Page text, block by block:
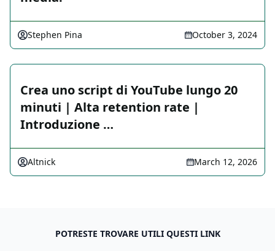
Stephen Pina October 3, 2024
Crea uno script di YouTube lungo 20
minuti | Alta retention rate |
Introduzione …
Altnick March 12, 2026
POTRESTE TROVARE UTILI QUESTI LINK